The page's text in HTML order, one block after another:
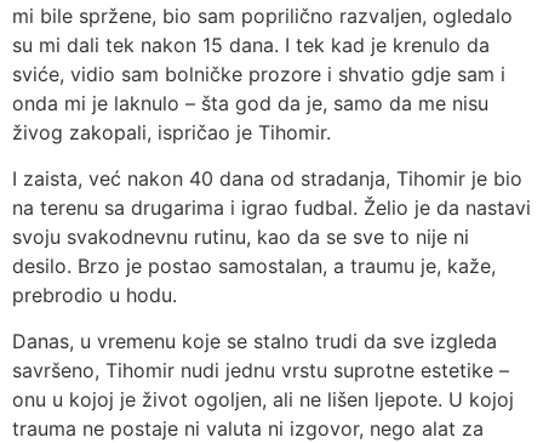
mi bile spržene, bio sam poprilično razvaljen, ogledalo
su mi dali tek nakon 15 dana. I tek kad je krenulo da
sviće, vidio sam bolničke prozore i shvatio gdje sam i
onda mi je laknulo – šta god da je, samo da me nisu
živog zakopali, ispričao je Tihomir.
I zaista, već nakon 40 dana od stradanja, Tihomir je bio
na terenu sa drugarima i igrao fudbal. Želio je da nastavi
svoju svakodnevnu rutinu, kao da se sve to nije ni
desilo. Brzo je postao samostalan, a traumu je, kaže,
prebrodio u hodu.
Danas, u vremenu koje se stalno trudi da sve izgleda
savršeno, Tihomir nudi jednu vrstu suprotne estetike –
onu u kojoj je život ogoljen, ali ne lišen ljepote. U kojoj
trauma ne postaje ni valuta ni izgovor, nego alat za